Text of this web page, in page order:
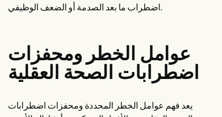
اضطراب ما بعد الصدمة أو الضعف الوظيفي.
عوامل الخطر ومحفزات
اضطرابات الصحة العقلية
يعد فهم عوامل الخطر المحددة ومحفزات اضطرابات